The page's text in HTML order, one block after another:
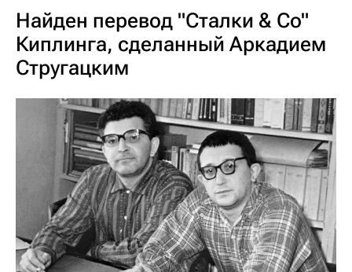
Найден перевод "Сталки & Co"
Киплинга, сделанный Аркадием
Стругацким